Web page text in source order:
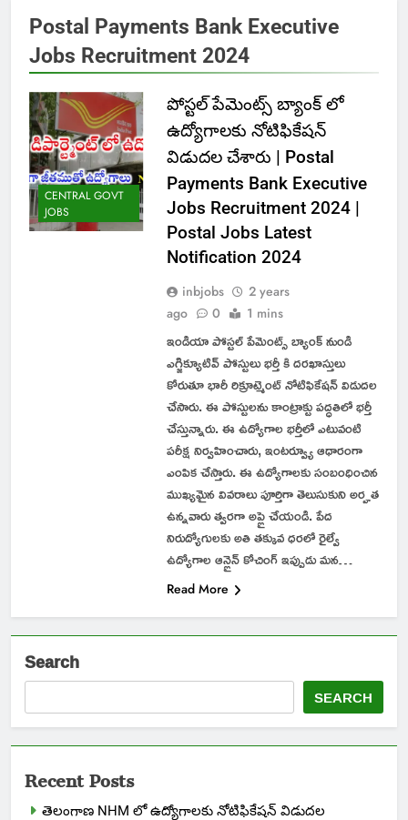
Postal Payments Bank Executive
Jobs Recruitment 2024
CENTRAL GOVT
JOBS
పోస్టల్ పేమెంట్స్ బ్యాంక్ లో
ఉద్యోగాలకు నోటిఫికేషన్
విడుదల చేశారు | Postal
Payments Bank Executive
Jobs Recruitment 2024 |
Postal Jobs Latest
Notification 2024
inbjobs
2 years
ago
0 1 mins
ఇండియా పోస్టల్ పేమెంట్స్ బ్యాంక్ నుండి
ఎగ్జిక్యూటివ్ పోస్టులు భర్తీ కి దరఖాస్తులు
కోరుతూ భారీ రిక్రూట్మెంట్ నోటిఫికేషన్ విడుదల
చేసారు. ఈ పోస్టులను కాంట్రాక్టు పద్ధతిలో భర్తీ
చేస్తున్నారు. ఈ ఉద్యోగాల భర్తీలో ఎటువంటి
పరీక్ష నిర్వహించారు, ఇంటర్వ్యూ ఆధారంగా
ఎంపిక చేస్తారు. ఈ ఉద్యోగాలకు సంబంధించిన
ముఖ్యమైన వివరాలు పూర్తిగా తెలుసుకుని అర్హత
ఉన్నవారు త్వరగా అప్లై చేయండి. పేద
నిరుద్యోగులకు అతి తక్కువ ధరలో రైల్వే
ఉద్యోగాల ఆన్లైన్ కోచింగ్ ఇప్పుడు మన…
Read More
Search
SEARCH
Recent Posts
తెలంగాణ NHM లో ఉద్యోగాలకు నోటిఫికేషన్ విడుదల